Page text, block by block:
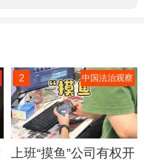
2 中国法治观察
上班“摸鱼”公司有权开